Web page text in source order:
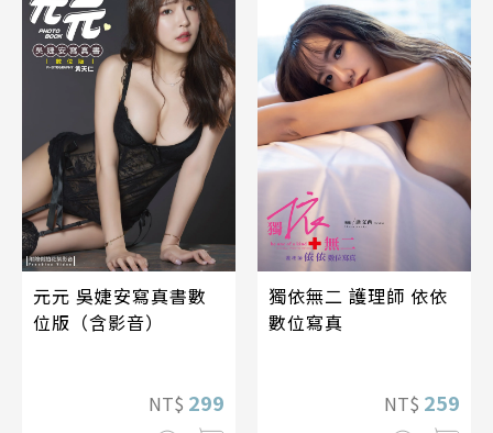
元元 吳婕安寫真書數
位版（含影音）
NT$ 299
獨依無二 護理師 依依
數位寫真
NT$ 259